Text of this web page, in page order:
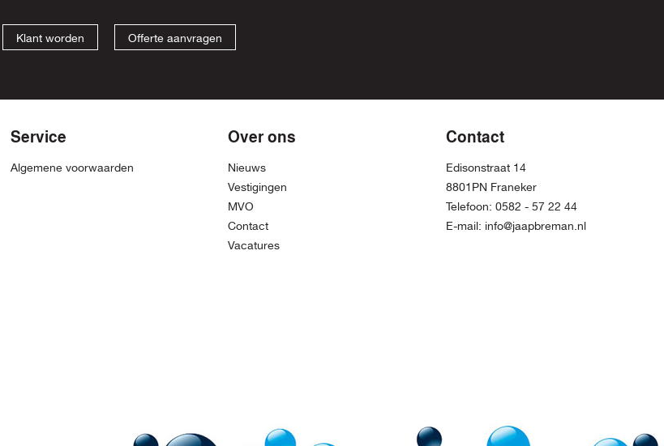
Klant worden Offerte aanvragen
Service
Algemene voorwaarden
Over ons
Nieuws
Vestigingen
MVO
Contact
Vacatures
Contact
Edisonstraat 14
8801PN Franeker
Telefoon:0582 - 57 22 44
E-mail: info@jaapbreman.nl